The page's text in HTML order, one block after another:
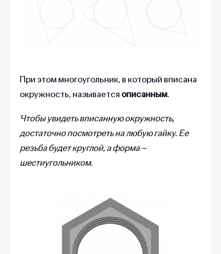
При этом многоугольник, в который вписана
окружность, называется описанным.
Чтобы увидеть вписанную окружность,
достаточно посмотреть на любую гайку. Ее
резьба будет круглой, а форма –
шестиугольником.